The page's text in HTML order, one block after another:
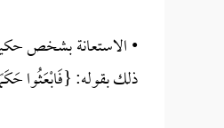
• الاستعانة بشخص
ذلك بقوله: {فَابْعَثُوا